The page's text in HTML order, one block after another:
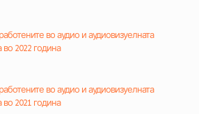
во аудио и аудиовизуелната
2022 година
во аудио и аудиовизуелната
2021 година